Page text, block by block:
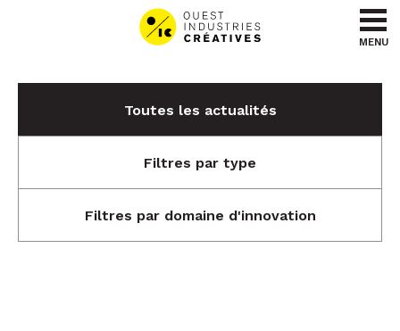
Aller au menu
Aller au contenu
MENU
Toutes les actualités
Filtres par type
Filtres par domaine d'innovation